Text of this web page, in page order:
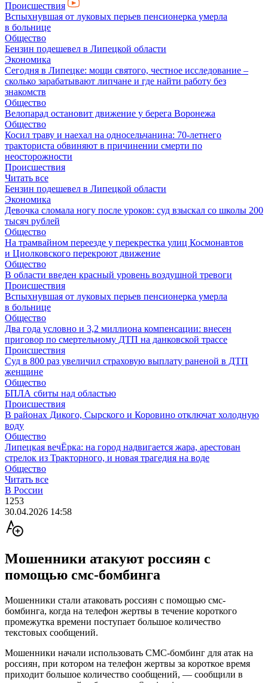
Происшествия
Вспыхнувшая от луковых перьев пенсионерка умерла
в больнице
Общество
Бензин подешевел в Липецкой области
Экономика
Сегодня в Липецке: мощи святого, честное исследование –
сколько зарабатывают липчане и где найти работу без
знакомств
Общество
Велопарад остановит движение у берега Воронежа
Общество
Косил траву и наехал на односельчанина: 70-летнего
тракториста обвиняют в причинении смерти по
неосторожности
Происшествия
Читать все
Бензин подешевел в Липецкой области
Экономика
Девочка сломала ногу после уроков: суд взыскал со школы 200
тысяч рублей
Общество
На трамвайном переезде у перекрестка улиц Космонавтов
и Циолковского перекроют движение
Общество
В области введен красный уровень воздушной тревоги
Происшествия
Вспыхнувшая от луковых перьев пенсионерка умерла
в больнице
Общество
Два года условно и 3,2 миллиона компенсации: внесен
приговор по смертельному ДТП на данковской трассе
Происшествия
Суд в 800 раз увеличил страховую выплату раненой в ДТП
женщине
Общество
БПЛА сбиты над областью
Происшествия
В районах Дикого, Сырского и Коровино отключат холодную
воду
Общество
Липецкая вечЁрка: на город надвигается жара, арестован
стрелок из Тракторного, и новая трагедия на воде
Общество
Читать все
В России
1253
30.04.2026 14:58
Мошенники атакуют россиян с
помощью смс-бомбинга
Мошенники стали атаковать россиян с помощью смс-
бомбинга, когда на телефон жертвы в течение короткого
промежутка времени поступает большое количество
текстовых сообщений.
Мошенники начали использовать СМС-бомбинг для атак на
россиян, при котором на телефон жертвы за короткое время
приходит большое количество сообщений, — сообщили в